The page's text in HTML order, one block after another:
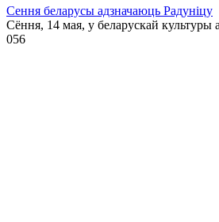
Сення беларусы адзначаюць Радуніцу
Сёння, 14 мая, у беларускай культуры
056